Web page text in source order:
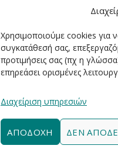
Χρησιμοποιούμε cookies για
συγκατάθεσή σας,
προτιμήσεις σας (πχ η
επηρεάσει ορισμένες
Διαχείριση υπηρεσιών
ΑΠΟΔΟΧΉ ΔΕΝ
ΕΓΓΡΑΦΕΊΤΕ